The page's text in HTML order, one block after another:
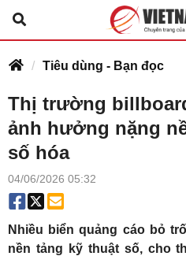
Tiêu dùng - Bạn đọc
Thị trường
ảnh hưởng nặng
số hóa
04/06/2026 05:32
Nhiều biển quảng cáo bỏ
nền tảng kỹ thuật số, cho